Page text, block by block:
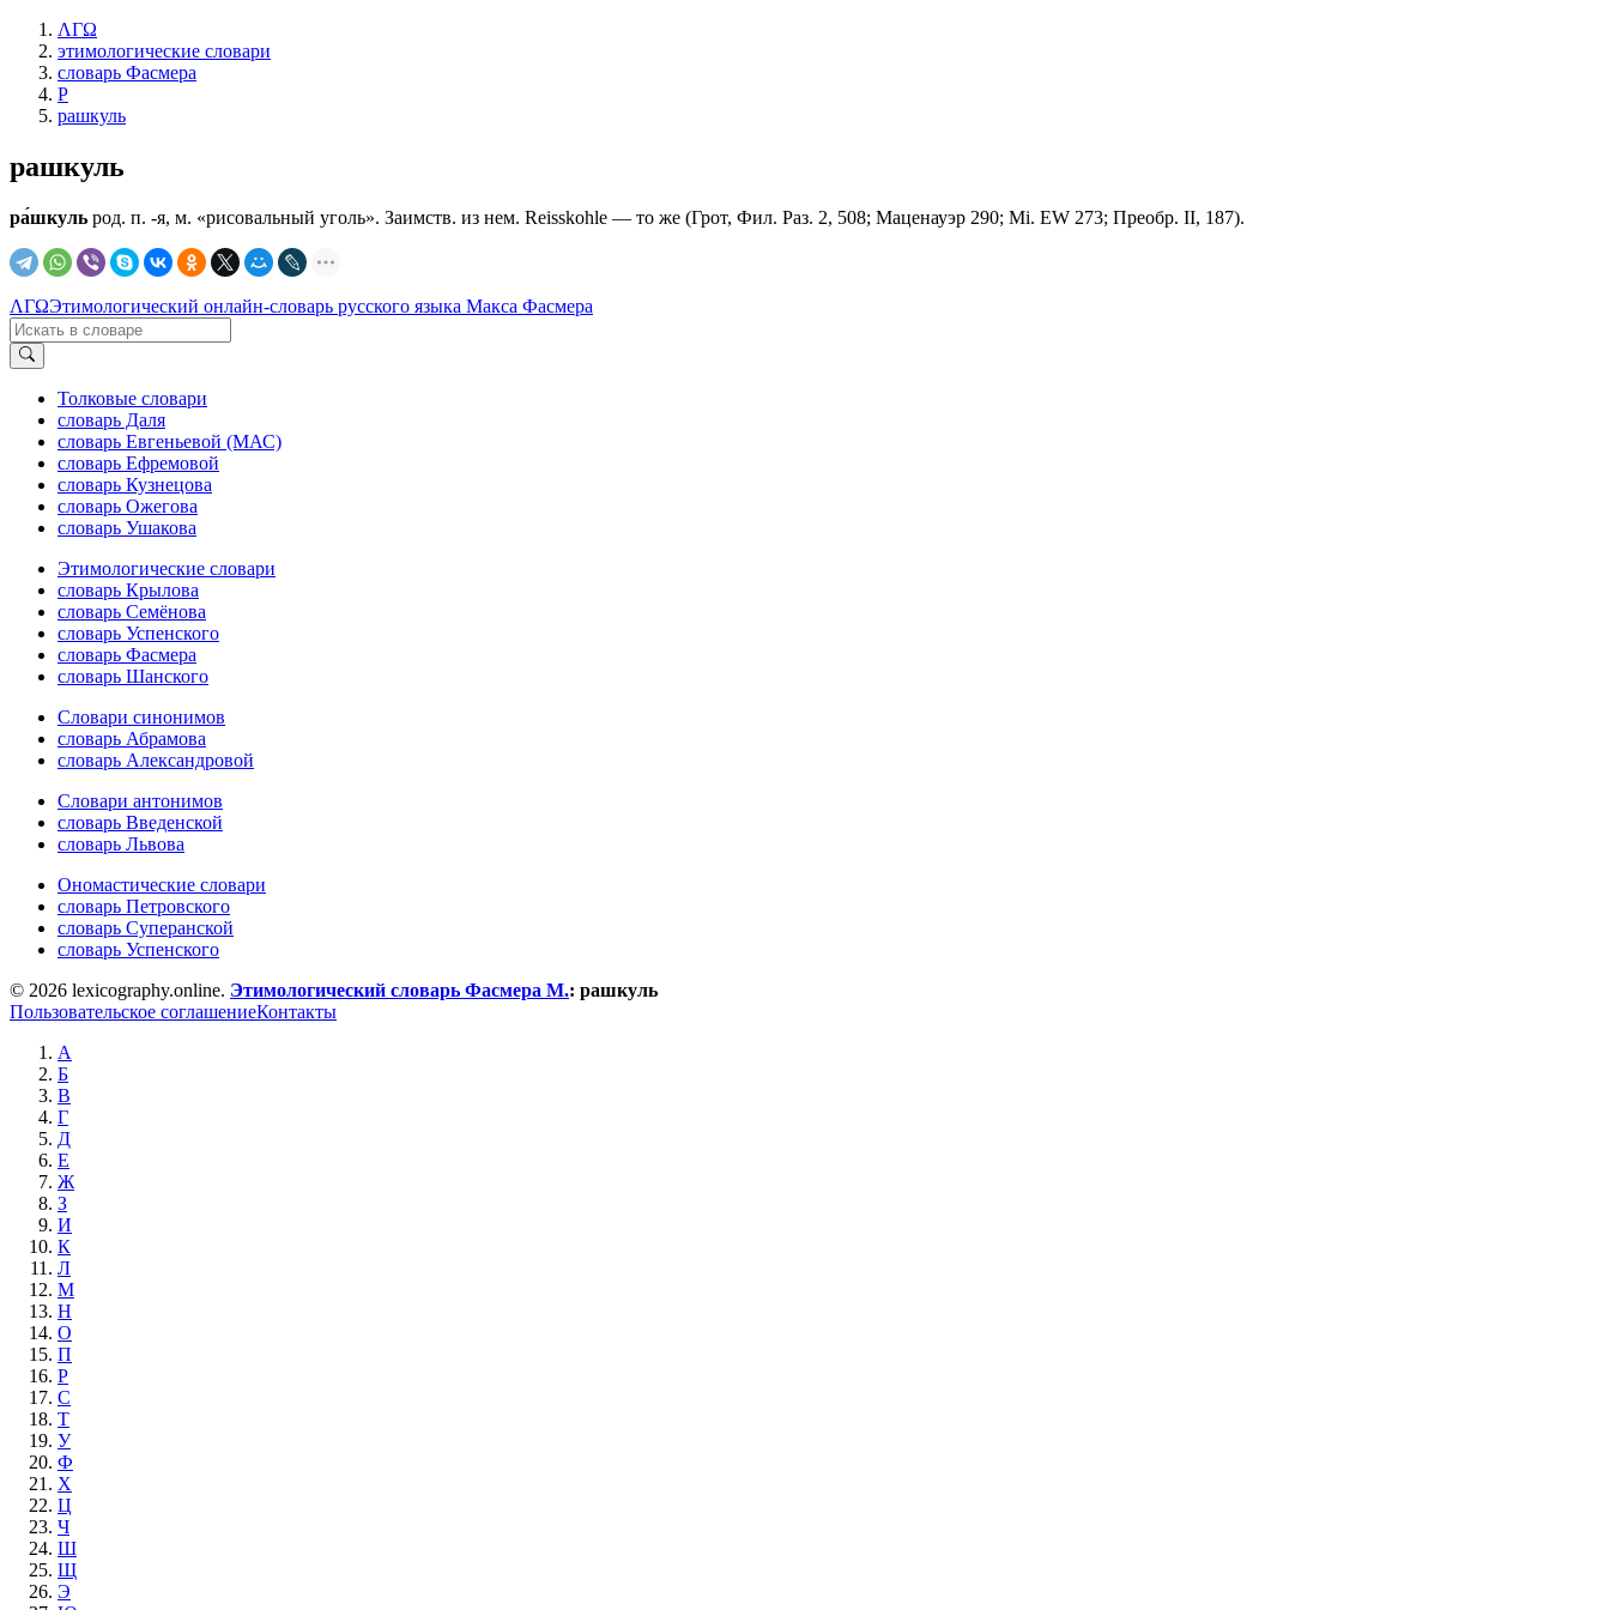
ΛΓΩ
этимологические словари
словарь Фасмера
Р
рашкуль
рашкуль
ра́шкуль род. п. -я, м. «рисовальный уголь». Заимств. из нем. Reisskohle — то же (Грот, Фил. Раз. 2, 508; Маценауэр 290; Мi. ЕW 273; Преобр. II, 187).
ΛΓΩЭтимологический онлайн-словарь русского языка Макса Фасмера
Толковые словари
словарь Даля
словарь Евгеньевой (МАС)
словарь Ефремовой
словарь Кузнецова
словарь Ожегова
словарь Ушакова
Этимологические словари
словарь Крылова
словарь Семёнова
словарь Успенского
словарь Фасмера
словарь Шанского
Словари синонимов
словарь Абрамова
словарь Александровой
Словари антонимов
словарь Введенской
словарь Львова
Ономастические словари
словарь Петровского
словарь Суперанской
словарь Успенского
© 2026 lexicography.online. Этимологический словарь Фасмера М.: рашкуль
Пользовательское соглашениеКонтакты
А
Б
В
Г
Д
Е
Ж
З
И
К
Л
М
Н
О
П
Р
С
Т
У
Ф
Х
Ц
Ч
Ш
Щ
Э